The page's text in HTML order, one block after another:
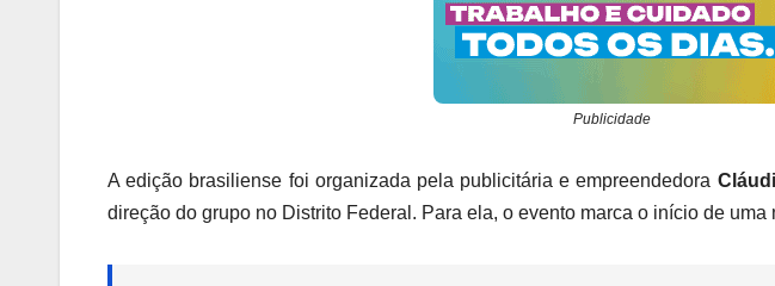
Publicidade
A edição brasiliense foi organizada pela publicitária e empreendedora
direção do grupo no Distrito Federal. Para ela, o evento marca o início de